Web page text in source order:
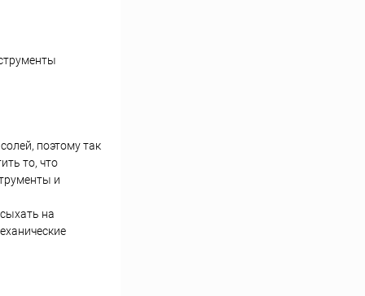
поэтому так
то, что
и
на